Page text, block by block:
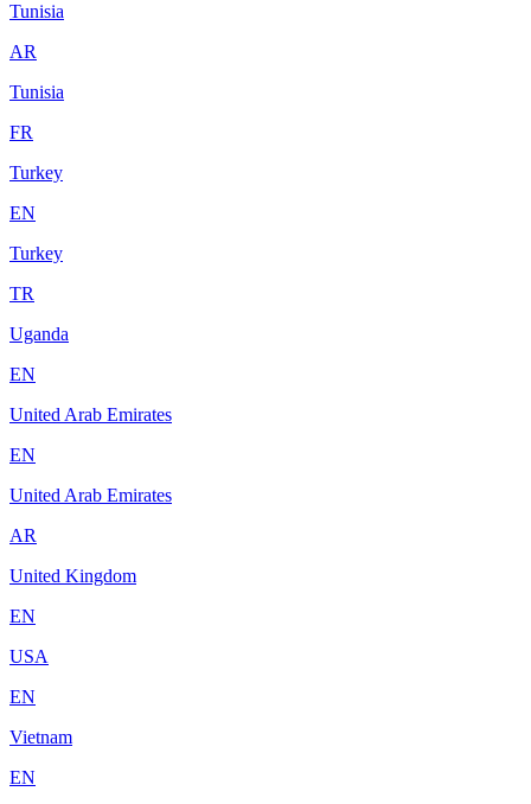
Tunisia
AR
Tunisia
FR
Turkey
EN
Turkey
TR
Uganda
EN
United Arab Emirates
EN
United Arab Emirates
AR
United Kingdom
EN
USA
EN
Vietnam
EN